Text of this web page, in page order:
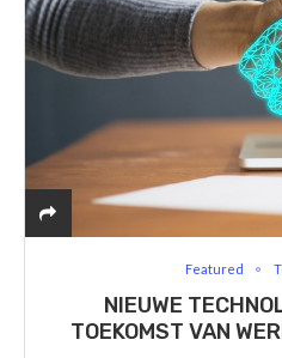
Featured
NIEUWE
TOEKOMST VAN